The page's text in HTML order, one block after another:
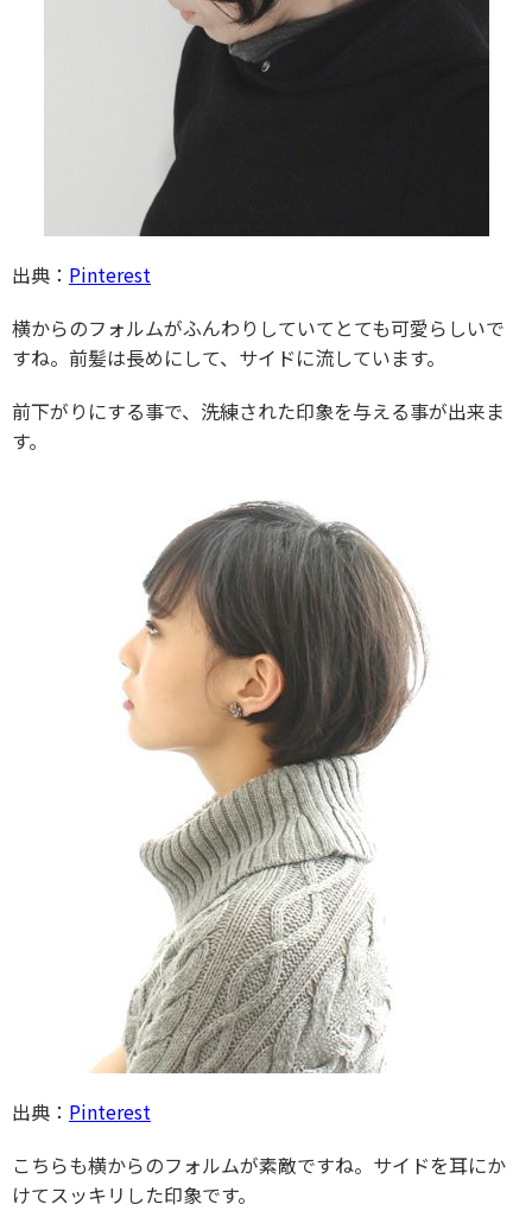
出典： Pinterest
横からのフォルムがふんわりしていてとても可愛らしいで
すね。前髪は長めにして、サイドに流しています。
前下がりにする事で、洗練された印象を与える事が出来ま
す。
出典： Pinterest
こちらも横からのフォルムが素敵ですね。サイドを耳にか
けてスッキリした印象です。